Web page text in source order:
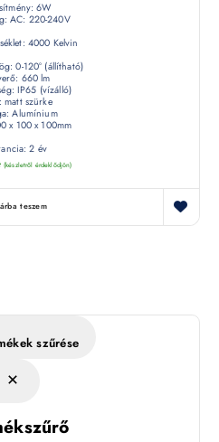
6W
AC: 220-240V
4000 Kelvin
0-120° (állítható)
660 lm
IP65 (vízálló)
matt szürke
Alumínium
x 100 x 100mm
2 év
(készletről érdeklődjön)
teszem
szűrése